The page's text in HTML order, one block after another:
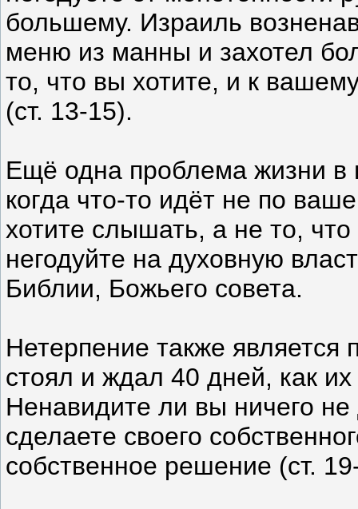
большему. Израиль
меню из манны и захотел
то, что вы хотите, и к
(ст. 13-15).
Ещё одна проблема жизни в
когда что-то идёт не по
хотите слышать, а не то,
негодуйте на духовную
Библии, Божьего совета.
Нетерпение также
стоял и ждал 40 дней, как
Ненавидите ли вы ничего
сделаете своего
собственное решение (ст.